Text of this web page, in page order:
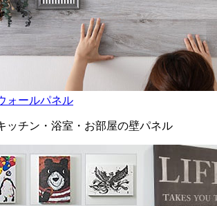
ォールパネル
ッチン・浴室・お部屋の壁パネル